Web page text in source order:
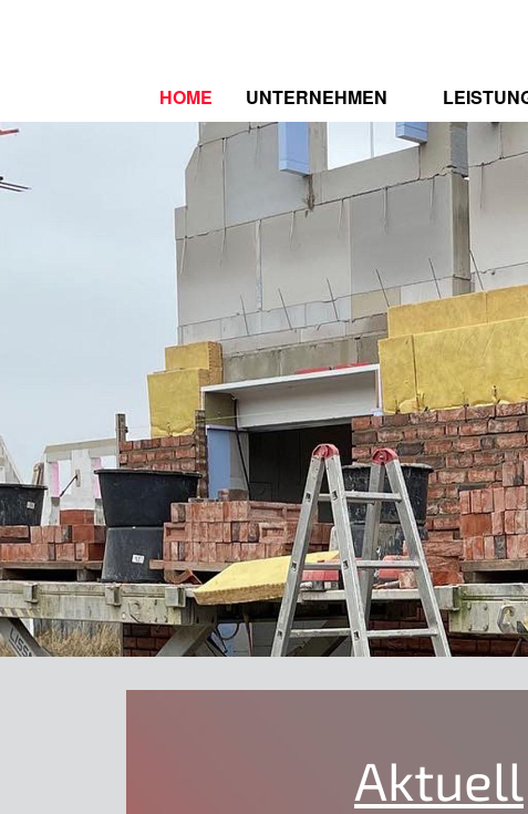
HOME
UNTERNEHMEN
WER WIR SIND
ZERTIFIZIERUNGEN
STELLENAUSSCHREIBUNG
Aktuell